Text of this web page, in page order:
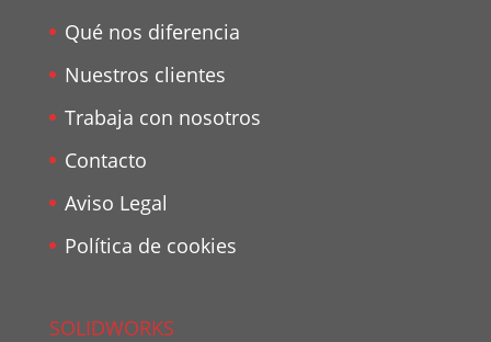
Qué nos diferencia
Nuestros clientes
Trabaja con nosotros
Contacto
Aviso Legal
Política de cookies
SOLIDWORKS